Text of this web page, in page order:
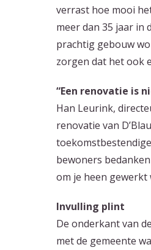
verrast hoe mooi
meer dan 35 jaar in
prachtig gebouw
zorgen dat het ook
“Een renovatie is
Han Leurink,
renovatie van
bewoners
om je heen gewerkt
Invulling plint
De onderkant van
met de gemeente